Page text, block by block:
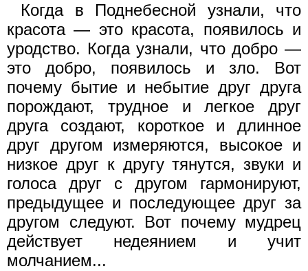
Когда в Поднебесной узнали, что
красота — это красота, появилось и
уродство. Когда узнали, что добро —
это добро, появилось и зло. Вот
почему бытие и небытие друг друга
порождают, трудное и легкое друг
друга создают, короткое и длинное
друг другом измеряются, высокое и
низкое друг к другу тянутся, звуки и
голоса друг с другом гармонируют,
предыдущее и последующее друг за
другом следуют. Вот почему мудрец
действует недеянием и учит
молчанием...